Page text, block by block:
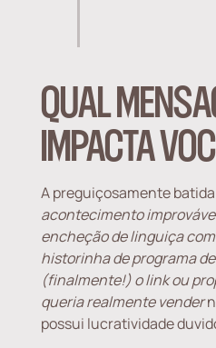
QUAL
IMPACTA
A preguiçosamente
acontecimento
encheção de linguiça
historinha de programa
(finalmente!) o link ou
queria realmente vender
possui lucratividade